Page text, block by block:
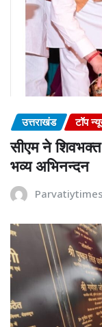
उत्तराखंड टॉप
सीएम ने
भव्य अभिनन्दन
Parvatiytimes